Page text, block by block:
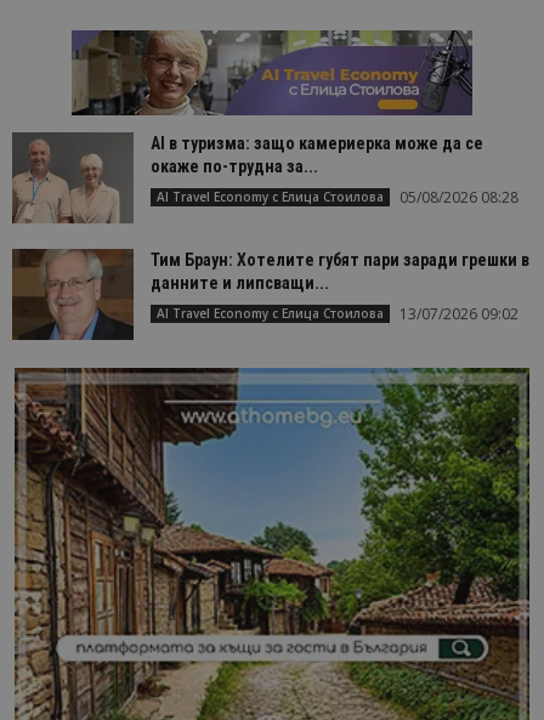
AI в туризма: защо камериерка може да се
окаже по-трудна за...
AI Travel Economy с Елица Стоилова 05/08/2026 08:28
Тим Браун: Хотелите губят пари заради грешки в
данните и липсващи...
AI Travel Economy с Елица Стоилова 13/07/2026 09:02